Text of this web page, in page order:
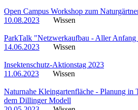
Open Campus Workshop zum
10.08.2023
Wissen
ParkTalk "Netzwerkaufbau - Aller Anfang
14.06.2023
Wissen
Insektenschutz-Aktionstag 2023
11.06.2023
Wissen
Naturnahe Kleingartenfläche - Planung in
dem Dillinger Modell